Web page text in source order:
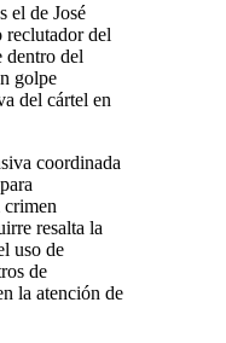
el de José
reclutador del
dentro del
golpe
del cártel en
coordinada
crimen
resalta la
uso de
de
la atención de